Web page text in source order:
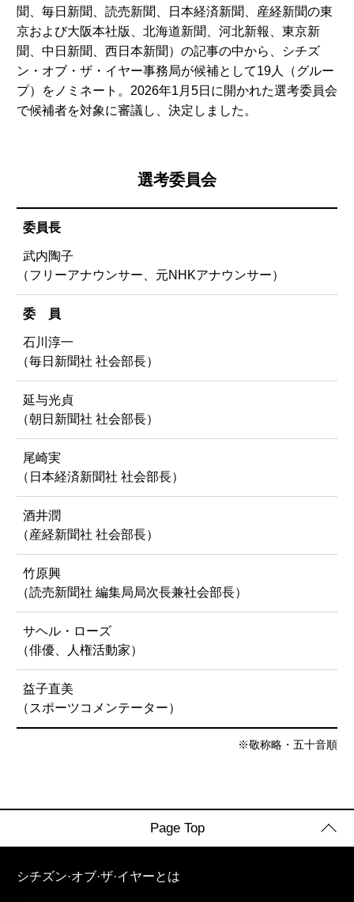
聞、毎日新聞、読売新聞、日本経済新聞、産経新聞の東
京および大阪本社版、北海道新聞、河北新報、東京新
聞、中日新聞、西日本新聞）の記事の中から、シチズ
ン・オブ・ザ・イヤー事務局が候補として19人（グルー
プ）をノミネート。2026年1月5日に開かれた選考委員会
で候補者を対象に審議し、決定しました。
選考委員会
委員長
武内陶子
（フリーアナウンサー、元NHKアナウンサー）
委 員
石川淳一
（毎日新聞社 社会部長）
延与光貞
（朝日新聞社 社会部長）
尾崎実
（日本経済新聞社 社会部長）
酒井潤
（産経新聞社 社会部長）
竹原興
（読売新聞社 編集局局次長兼社会部長）
サヘル・ローズ
（俳優、人権活動家）
益子直美
（スポーツコメンテーター）
※敬称略・五十音順
Page Top
シチズン·オブ·ザ·イヤーとは